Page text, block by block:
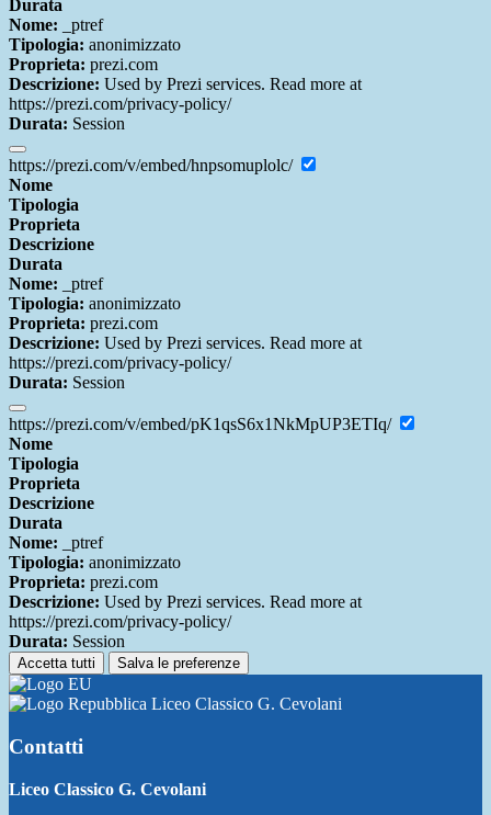
Durata
Nome: _ptref
Tipologia: anonimizzato
Proprieta: prezi.com
Descrizione: Used by Prezi services. Read more at
https://prezi.com/privacy-policy/
Durata: Session
https://prezi.com/v/embed/hnpsomuplolc/
Nome
Tipologia
Proprieta
Descrizione
Durata
Nome: _ptref
Tipologia: anonimizzato
Proprieta: prezi.com
Descrizione: Used by Prezi services. Read more at
https://prezi.com/privacy-policy/
Durata: Session
https://prezi.com/v/embed/pK1qsS6x1NkMpUP3ETIq/
Nome
Tipologia
Proprieta
Descrizione
Durata
Nome: _ptref
Tipologia: anonimizzato
Proprieta: prezi.com
Descrizione: Used by Prezi services. Read more at
https://prezi.com/privacy-policy/
Durata: Session
Accetta tutti Salva le preferenze
Liceo Classico G. Cevolani
Contatti
Liceo Classico G. Cevolani